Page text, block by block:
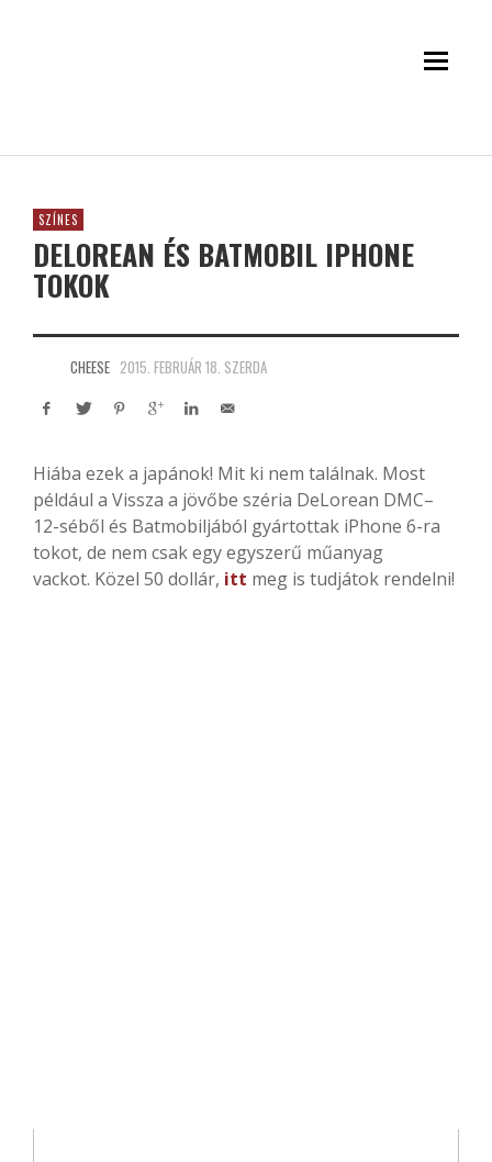
SZÍNES
DELOREAN ÉS BATMOBIL IPHONE
TOKOK
CHEESE 2015. FEBRUÁR 18. SZERDA
Hiába ezek a japánok! Mit ki nem találnak. Most
például a Vissza a jövőbe széria DeLorean DMC–
12-séből és Batmobiljából gyártottak iPhone 6-ra
tokot, de nem csak egy egyszerű műanyag
vackot. Közel 50 dollár, itt meg is tudjátok rendelni!